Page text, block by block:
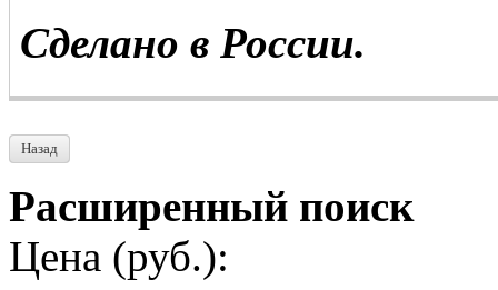
Сделано в России.
Назад
Расширенный поиск
Цена (руб.):